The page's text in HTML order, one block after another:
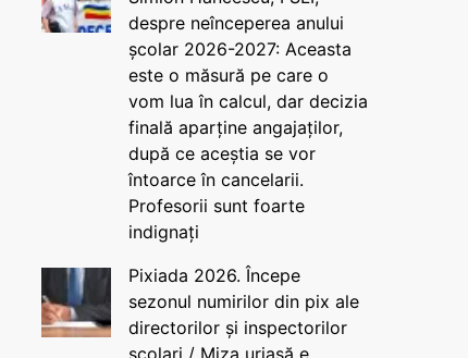
despre neînceperea anului
școlar 2026-2027: Aceasta
este o măsură pe care o
vom lua în calcul, dar decizia
finală aparține angajaților,
după ce aceștia se vor
întoarce în cancelarii.
Profesorii sunt foarte
indignați
Pixiada 2026. Începe
sezonul numirilor din pix ale
directorilor și inspectorilor
școlari / Miza uriașă e